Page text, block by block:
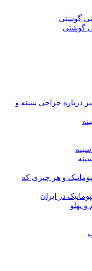
گوشتی
گوشتی
درباره جراحی سینه و
و هر چیزی که
در ایران
و پهلو